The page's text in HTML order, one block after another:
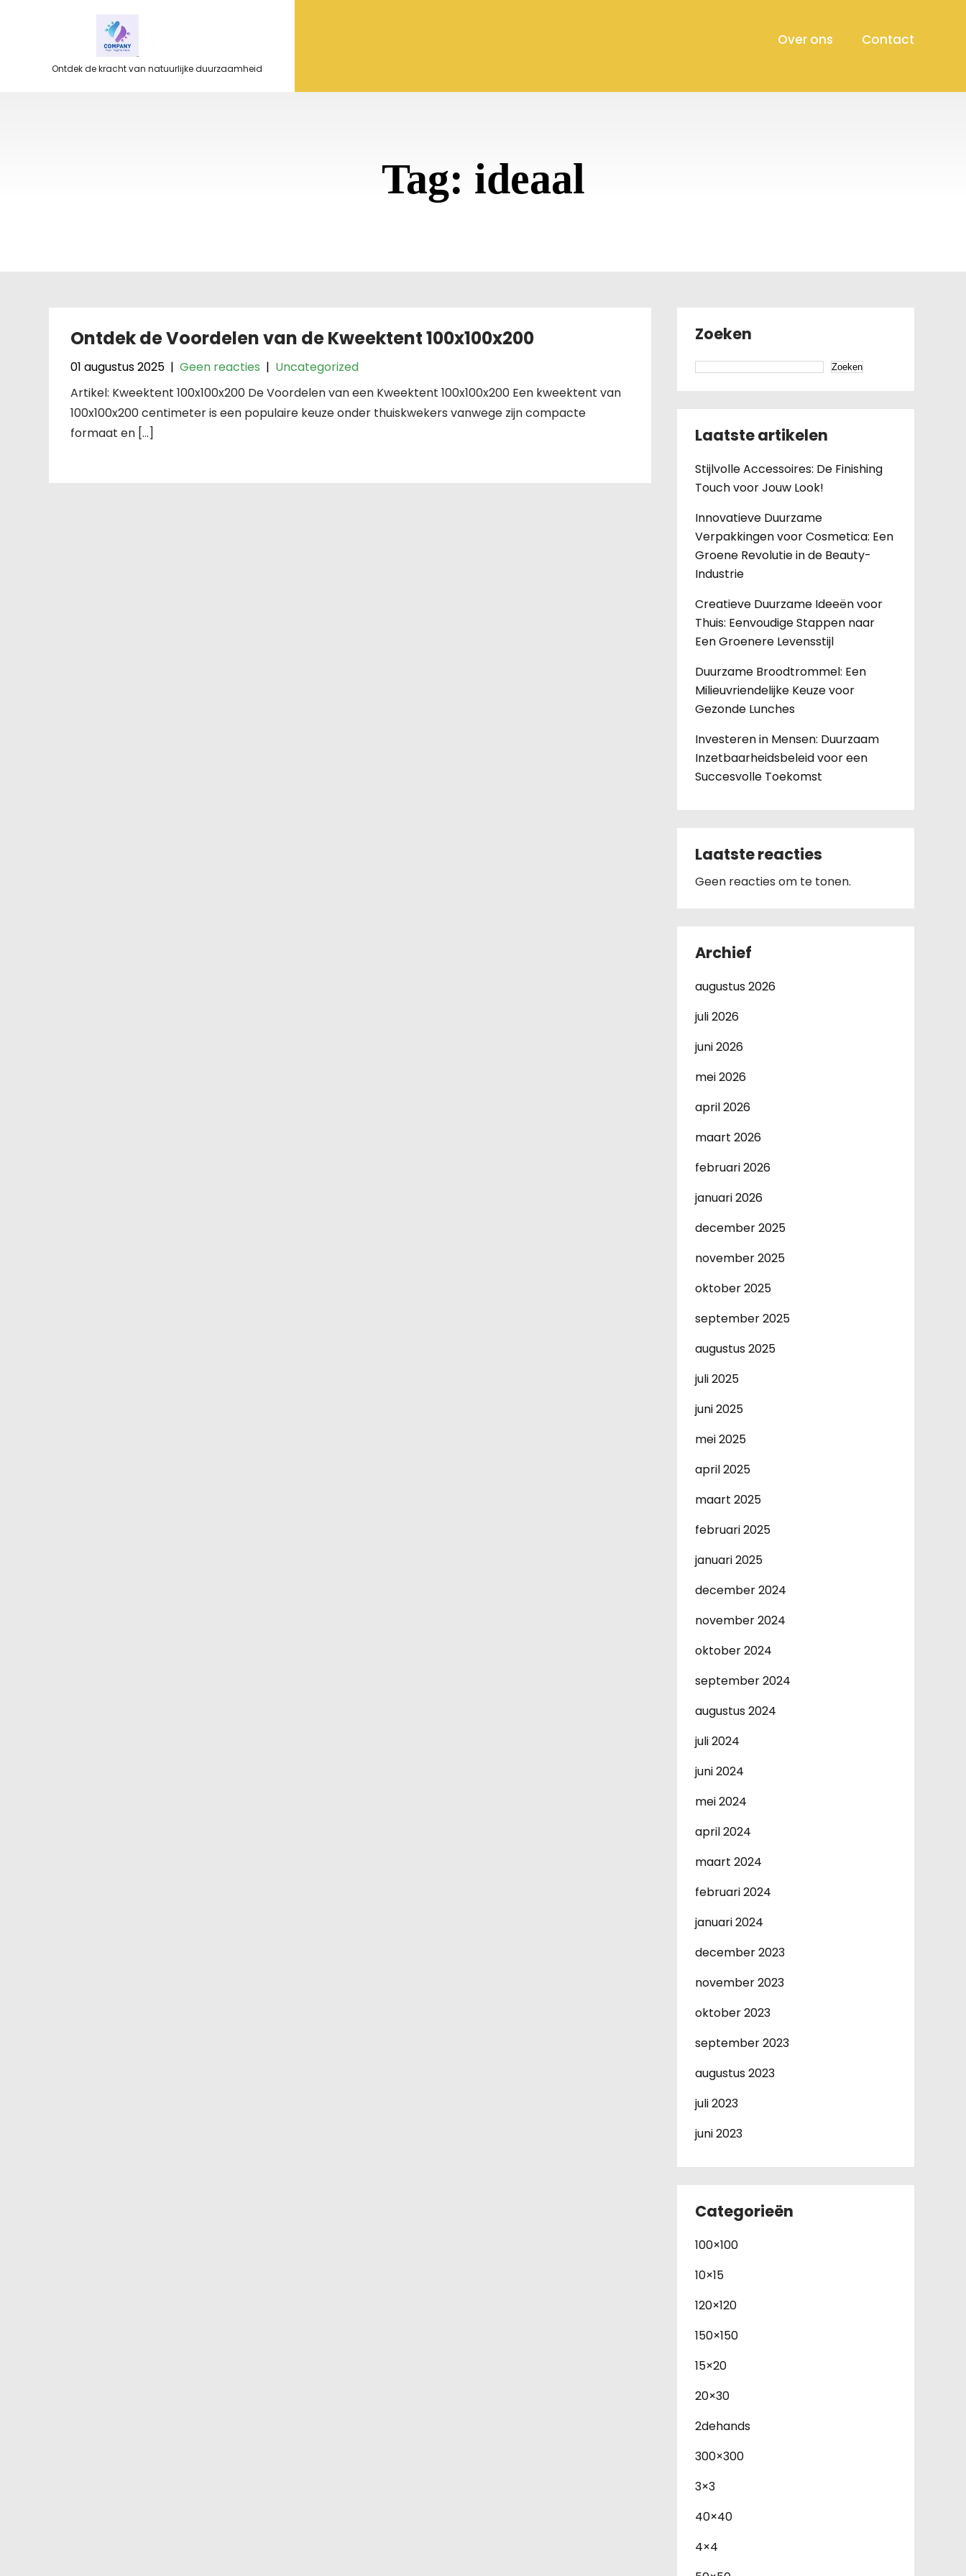
Ontdek de kracht van natuurlijke duurzaamheid
Over ons Contact
Tag: ideaal
Ontdek de Voordelen van de Kweektent 100x100x200
01 augustus 2025 | Geen reacties | Uncategorized
Artikel: Kweektent 100x100x200 De Voordelen van een Kweektent 100x100x200 Een kweektent van
100x100x200 centimeter is een populaire keuze onder thuiskwekers vanwege zijn compacte
formaat en […]
Zoeken
Zoeken
Laatste artikelen
Stijlvolle Accessoires: De Finishing
Touch voor Jouw Look!
Innovatieve Duurzame
Verpakkingen voor Cosmetica: Een
Groene Revolutie in de Beauty-
Industrie
Creatieve Duurzame Ideeën voor
Thuis: Eenvoudige Stappen naar
Een Groenere Levensstijl
Duurzame Broodtrommel: Een
Milieuvriendelijke Keuze voor
Gezonde Lunches
Investeren in Mensen: Duurzaam
Inzetbaarheidsbeleid voor een
Succesvolle Toekomst
Laatste reacties
Geen reacties om te tonen.
Archief
augustus 2026
juli 2026
juni 2026
mei 2026
april 2026
maart 2026
februari 2026
januari 2026
december 2025
november 2025
oktober 2025
september 2025
augustus 2025
juli 2025
juni 2025
mei 2025
april 2025
maart 2025
februari 2025
januari 2025
december 2024
november 2024
oktober 2024
september 2024
augustus 2024
juli 2024
juni 2024
mei 2024
april 2024
maart 2024
februari 2024
januari 2024
december 2023
november 2023
oktober 2023
september 2023
augustus 2023
juli 2023
juni 2023
Categorieën
100×100
10×15
120×120
150×150
15×20
20×30
2dehands
300×300
3×3
40×40
4×4